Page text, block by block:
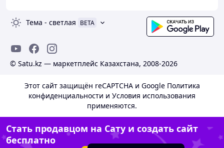
Тема - светлая BETA
© Satu.kz — маркетплейс Казахстана, 2008-2026
Этот сайт защищён reCAPTCHA и Google Политика
конфиденциальности и Условия использования
применяются.
Стать продавцом на Сату и создать сайт
бесплатно